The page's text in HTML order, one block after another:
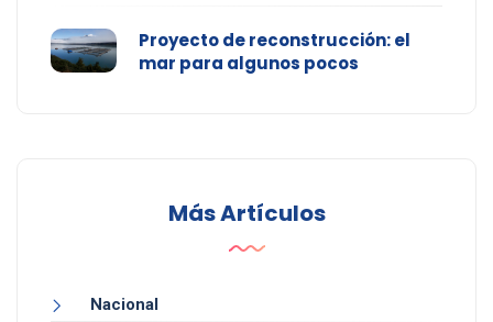
Proyecto de reconstrucción: el
mar para algunos pocos
Más Artículos
Nacional